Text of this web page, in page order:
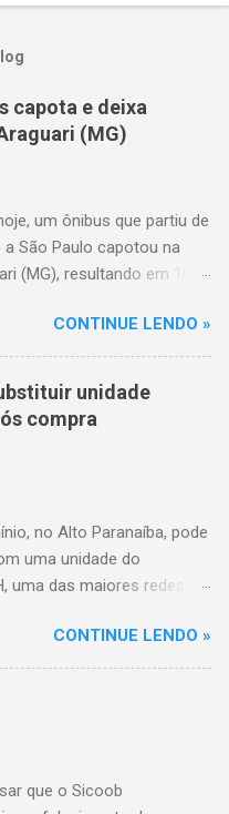
capota e deixa
(MG)
um ônibus que partiu de
São Paulo capotou na
(MG), resultando em 10
ao trevo de Queixinho,
perdeu o controle do
o canteiro central e
de acesso. Entre as
crianças de
CONTINUE LENDO »
unidade
compra
no Alto Paranaíba, pode
uma unidade do
uma das maiores redes do
rede Bretas por R$ 716
na última sexta-
bairro Santo Antônio. Com
CONTINUE LENDO »
que o Sicoob